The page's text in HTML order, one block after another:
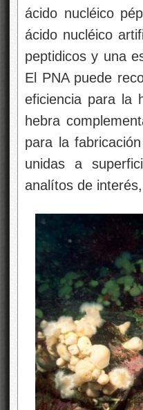
ácido nucléico
ácido nucléico
peptidicos y una
El PNA puede
eficiencia para la
hebra
para la
unidas a
analítos de